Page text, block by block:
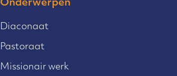
Onderwerpen
Diaconaat
Pastoraat
Missionair werk